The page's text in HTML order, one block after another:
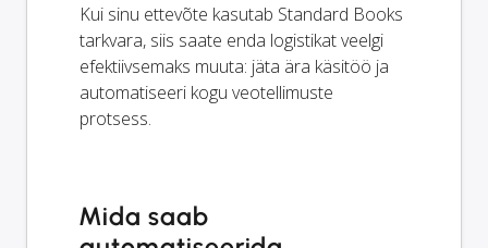
Kui sinu ettevõte kasutab Standard Books
tarkvara, siis saate enda logistikat veelgi
efektiivsemaks muuta: jäta ära käsitöö ja
automatiseeri kogu veotellimuste
protsess.
Mida saab